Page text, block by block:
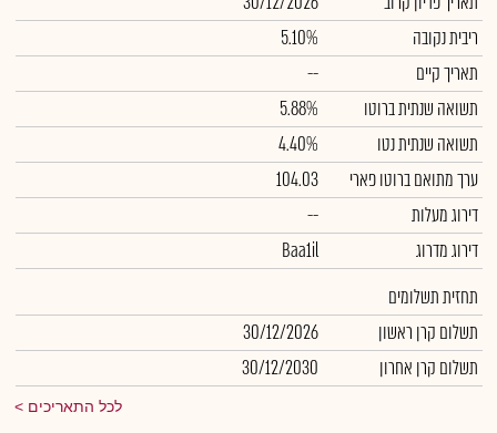
ריבית נקובה
5.10%
תאריך קיים
--
תשואה שנתית ברוטו
5.88%
תשואה שנתית נטו
4.40%
ערך מתואם ברוטו פארי
104.03
דירוג מעלות
--
דירוג מדרוג
Baa1il
תחזית תשלומים
תשלום קרן ראשון
30/12/2026
תשלום קרן אחרון
30/12/2030
לכל התאריכים